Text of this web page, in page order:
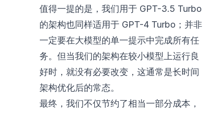
值得一提的是，我们用于 GPT-3.5 Turbo
的架构也同样适用于 GPT-4 Turbo；并非
一定要在大模型的单一提示中完成所有任
务。但当我们的架构在较小模型上运行良
好时，就没有必要改变，这通常是长时间
架构优化后的常态。
最终，我们不仅节约了相当一部分成本，